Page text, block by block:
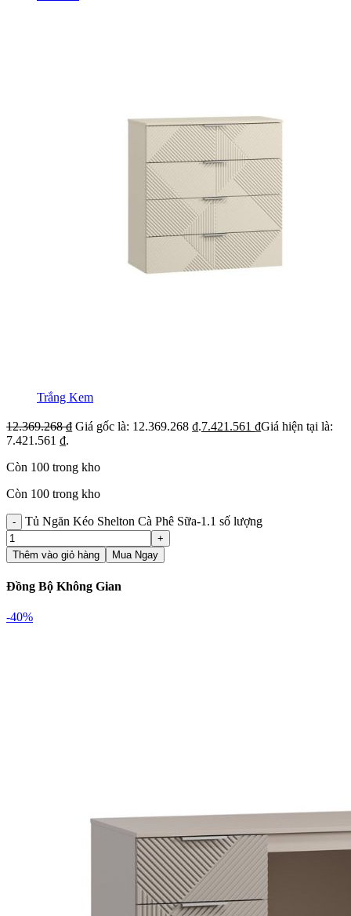
Trắng Kem
12.369.268₫ Giá gốc là: 12.369.268 ₫.7.421.561 ₫Giá hiện tại là:
7.421.561 ₫.
Còn 100 trong kho
Còn 100 trong kho
Tủ Ngăn Kéo Shelton Cà Phê Sữa-1.1 số lượng
Thêm vào giỏ hàng Mua Ngay
Đồng Bộ Không Gian
-40%